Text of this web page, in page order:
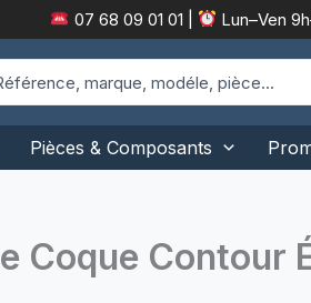
07 68 09 01 01 Lun–Ven
Pièces & Composants
Coque Contour